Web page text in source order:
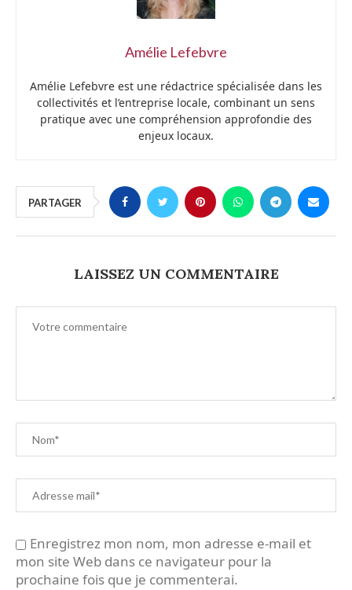
Amélie Lefebvre
Amélie Lefebvre est une rédactrice spécialisée dans les
collectivités et l’entreprise locale, combinant un sens
pratique avec une compréhension approfondie des
enjeux locaux.
PARTAGER
LAISSEZ UN COMMENTAIRE
Enregistrez mon nom, mon adresse e-mail et
mon site Web dans ce navigateur pour la
prochaine fois que je commenterai.